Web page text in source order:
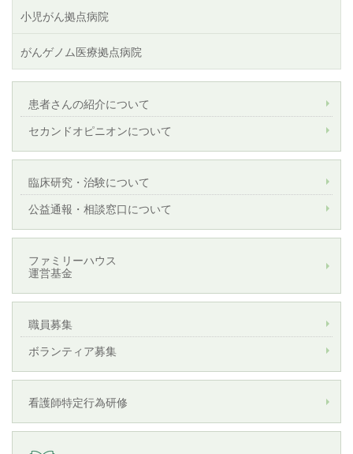
小児がん拠点病院
がんゲノム医療拠点病院
患者さんの紹介について
セカンドオピニオンについて
臨床研究・治験について
公益通報・相談窓口について
ファミリーハウス
運営基金
職員募集
ボランティア募集
看護師特定行為研修